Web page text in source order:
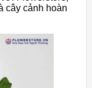
cây cảnh hoàn